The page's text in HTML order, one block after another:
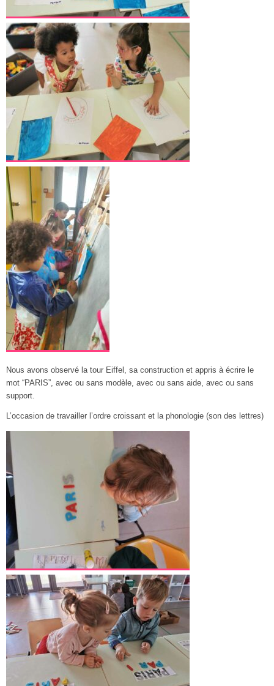
Nous avons observé la tour Eiffel, sa construction et appris à écrire le
mot “PARIS”, avec ou sans modèle, avec ou sans aide, avec ou sans
support.
L’occasion de travailler l’ordre croissant et la phonologie (son des lettres)